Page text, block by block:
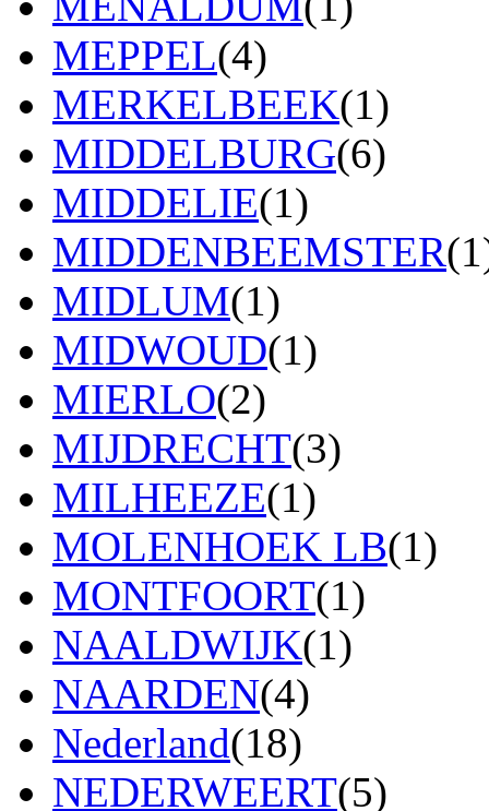
MEPPEL(4)
MERKELBEEK(1)
MIDDELBURG(6)
MIDDELIE(1)
MIDDENBEEMSTER
MIDLUM(1)
MIDWOUD(1)
MIERLO(2)
MIJDRECHT(3)
MILHEEZE(1)
MOLENHOEK LB(1)
MONTFOORT(1)
NAALDWIJK(1)
NAARDEN(4)
Nederland(18)
NEDERWEERT(5)